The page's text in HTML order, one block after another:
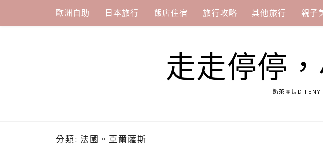
content
歐洲自助 日本旅行 飯店住宿 旅行攻略 其他旅行 親子
走走停停
奶茶團長DIFENY
分類: 法國。亞爾薩斯